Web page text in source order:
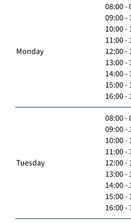
Monday
08:00 -
09:00 -
10:00 -
11:00 -
12:00 -
13:00 -
14:00 -
15:00 -
16:00 -
Tuesday
08:00 -
09:00 -
10:00 -
11:00 -
12:00 -
13:00 -
14:00 -
15:00 -
16:00 -